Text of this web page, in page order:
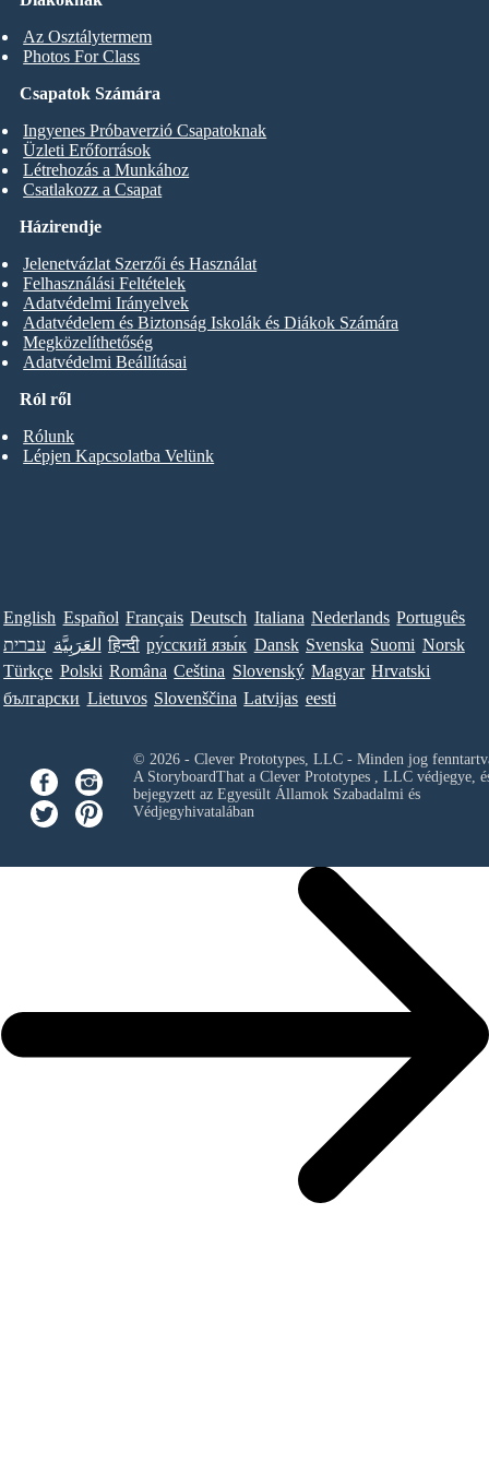
Az Osztálytermem
Photos For Class
Csapatok Számára
Ingyenes Próbaverzió Csapatoknak
Üzleti Erőforrások
Létrehozás a Munkához
Csatlakozz a Csapat
Ról ről
Rólunk
Lépjen Kapcsolatba Velünk
Házirendje
Jelenetvázlat Szerzői és Használat
Felhasználási Feltételek
Adatvédelmi Irányelvek
Adatvédelem és Biztonság Iskolák és Diákok Számára
Megközelíthetőség
Adatvédelmi Beállításai
English Español Français Deutsch Italiana Nederlands Português
עברית العَرَبِيَّة हिन्दी ру́сский язы́к Dansk Svenska Suomi Norsk
Türkçe Polski Româna Ceština Slovenský Magyar Hrvatski
български Lietuvos Slovenščina Latvijas eesti
© 2026 - Clever Prototypes, LLC - Minden jog
A StoryboardThat a Clever Prototypes , LLCvédjegye,
bejegyzett az Egyesült Államok Szabadalmi és
Védjegyhivatalában